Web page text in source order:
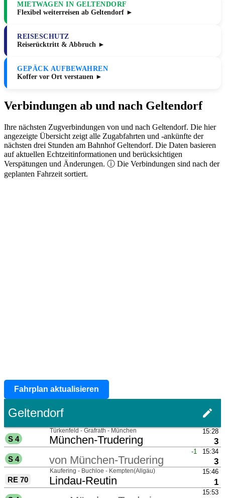
MIETWAGEN IN GELTENDORF
Flexibel weiterreisen ab Geltendorf ►
REISESCHUTZ
Reiserücktritt & Abbruch ►
GEPÄCK AUFBEWAHREN
Koffer vor Ort verstauen ►
Verbindungen ab und nach Geltendorf
Ihre nächsten Zugverbindungen von und nach Geltendorf. Die hier
angezeigte Übersicht zeigt alle Zugabfahrten und -ankünfte der
nächsten drei Stunden am Bahnhof Geltendorf. Die Daten basieren
auf aktuellen Echtzeitinformationen und berücksichtigen
Verspätungen und Änderungen. ⓘ Die Verbindungen sind nach der
geplanten Fahrzeit sortiert.
Fahrplan aktualisieren